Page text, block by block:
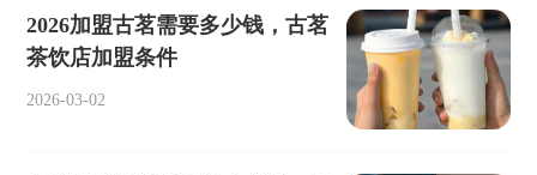
2026加盟古茗需要多少钱，古茗
茶饮店加盟条件
2026-03-02